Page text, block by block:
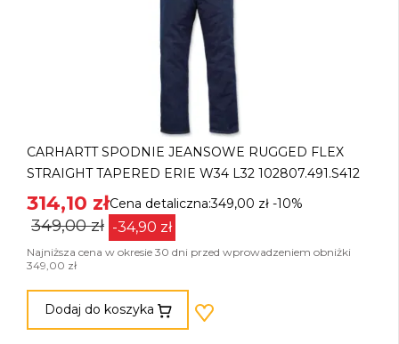
CARHARTT SPODNIE JEANSOWE RUGGED FLEX
STRAIGHT TAPERED ERIE W34 L32 102807.491.S412
Cena detaliczna:349,00 zł -10%
314,10 zł
349,00 zł -34,90 zł
Najniższa cena w okresie 30 dni przed wprowadzeniem obniżki
349,00 zł
Dodaj do koszyka